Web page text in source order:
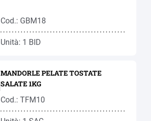
Cod.: GBM18
Unità: 1 BID
MANDORLE PELATE TOSTATE
SALATE 1KG
Cod.: TFM10